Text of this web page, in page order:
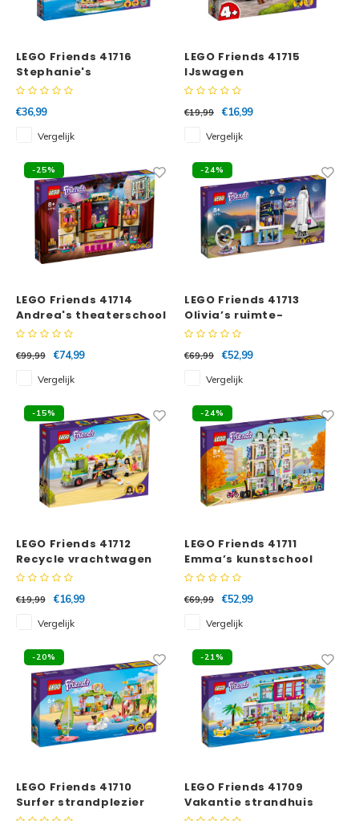
LEGO Friends 41716
Stephanie's
zeilavontuur
€36,99
Vergelijk
LEGO Friends 41715
IJswagen
€19,99
€16,99
Vergelijk
-25%
LEGO Friends 41714
Andrea's theaterschool
€99,99
€74,99
Vergelijk
-24%
LEGO Friends 41713
Olivia’s ruimte-
opleiding
€69,99
€52,99
Vergelijk
-15%
LEGO Friends 41712
Recycle vrachtwagen
€19,99
€16,99
Vergelijk
-24%
LEGO Friends 41711
Emma’s kunstschool
€69,99
€52,99
Vergelijk
-20%
LEGO Friends 41710
Surfer strandplezier
-21%
LEGO Friends 41709
Vakantie strandhuis